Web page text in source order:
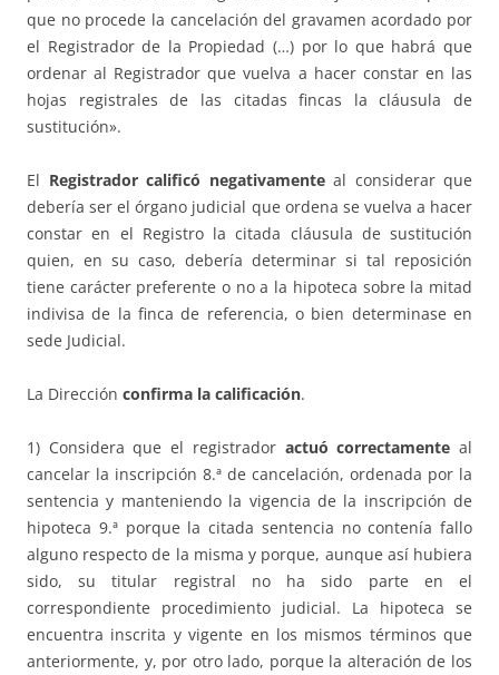
que no procede la cancelación del gravamen acordado por
el Registrador de la Propiedad (…) por lo que habrá que
ordenar al Registrador que vuelva a hacer constar en las
hojas registrales de las citadas fincas la cláusula de
sustitución».
El Registrador calificó negativamenteal considerar que
debería ser el órgano judicial que ordena se vuelva a hacer
constar en el Registro la citada cláusula de sustitución
quien, en su caso, debería determinar si tal reposición
tiene carácter preferente o no a la hipoteca sobre la mitad
indivisa de la finca de referencia, o bien determinase en
sede Judicial.
La Dirección confirma la calificación.
1) Considera que el registrador actuó correctamente al
cancelar la inscripción 8.ª de cancelación, ordenada por la
sentencia y manteniendo la vigencia de la inscripción de
hipoteca 9.ª porque la citada sentencia no contenía fallo
alguno respecto de la misma y porque, aunque así hubiera
sido, su titular registral no ha sido parte en el
correspondiente procedimiento judicial. La hipoteca se
encuentra inscrita y vigente en los mismos términos que
anteriormente, y, por otro lado, porque la alteración de los